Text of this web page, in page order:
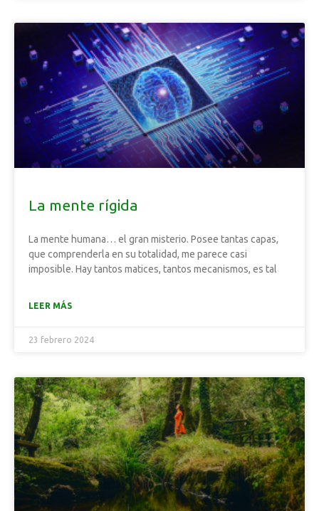
La mente rígida
La mente humana… el gran misterio. Posee tantas capas,
que comprenderla en su totalidad, me parece casi
imposible. Hay tantos matices, tantos mecanismos, es tal
LEER MÁS
23 febrero 2024